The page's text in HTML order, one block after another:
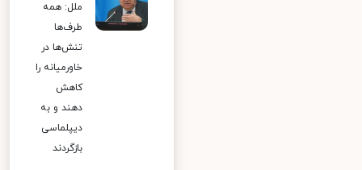
ملل: همه
طرف‌ها
تنش‌ها در
خاورمیانه را
کاهش
دهند و به
دیپلماسی
بازگردند